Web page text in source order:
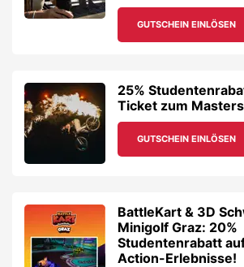
GUTSCHEIN EINLÖSEN
25%
Ticket zum
GUTSCHEIN EINLÖSEN
BattleKart & 3D
Minigolf Graz: 20%
Studentenrabatt
Action-Erlebnisse!